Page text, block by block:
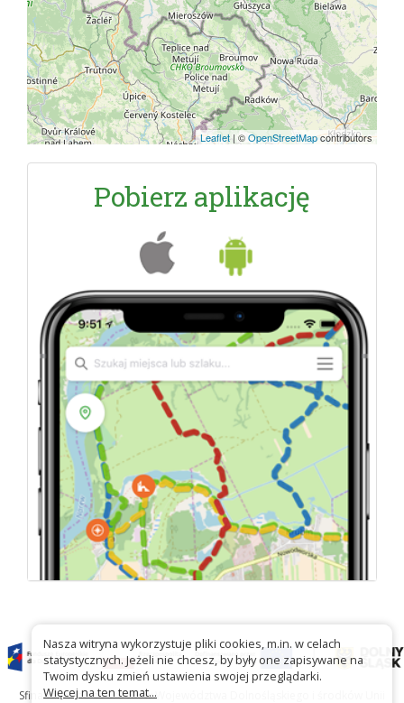
Leaflet|©OpenStreetMapcontributors
Pobierz aplikację
Sfinansowano ze środków Województwa Dolnośląskiego i środków Unii
Nasza witryna wykorzystuje pliki cookies, m.in. w celach
statystycznych. Jeżeli nie chcesz, by były one zapisywane na
Twoim dysku zmień ustawienia swojej przeglądarki.
Więcej na ten temat...